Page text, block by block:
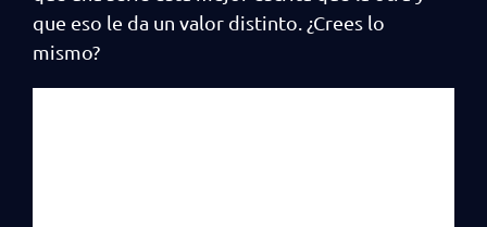
que eso le da un valor distinto. ¿Crees lo
mismo?